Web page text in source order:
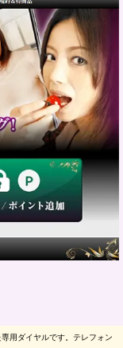
用ダイヤルです。テレフォン